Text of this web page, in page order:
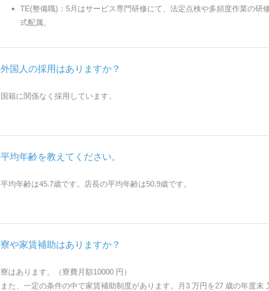
TE(整備職)：5月はサービス専門研修にて、法定点検や多頻度作業の研
式配属。
外国人の採用はありますか？
国籍に関係なく採用しています。
平均年齢を教えてください。
平均年齢は45.7歳です。店長の平均年齢は50.9歳です。
寮や家賃補助はありますか？
寮はあります。（寮費月額10000 円）
また、一定の条件の中で家賃補助制度があります。月3 万円を27 歳の年度末